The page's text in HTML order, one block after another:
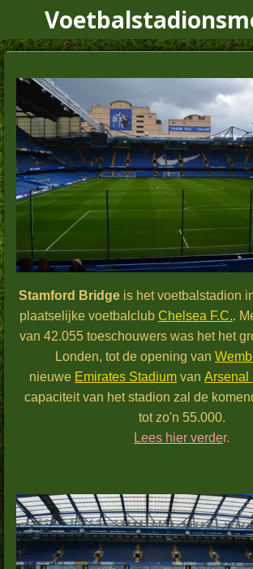
direct
de
hoofdinhoud
Stamford Bridge is het voetbalstadion
plaatselijke voetbalclub Chelsea F.C..
van 42.055 toeschouwers was het het
Londen, tot de opening van
nieuwe Emirates Stadium van Arsenal
capaciteit van het stadion zal de
tot zo'n 55.000.
Lees hier verder.